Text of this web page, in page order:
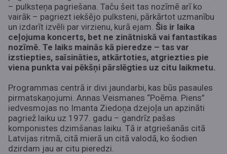
– pulksteņa pagriešana. Taču šeit tas nozīmē arī ko
vairāk – pagriezt iekšējo pulksteni, pārkārtot uzmanību
un izdarīt izvēli par virzienu, kurā ejam. Šis ir laika
ceļojuma koncerts, bet ne zinātniskā vai fantastikas
nozīmē. Te laiks mainās kā pieredze – tas var
izstiepties, saīsināties, atkārtoties, atgriezties pie
viena punkta vai pēkšņi pārslēgties uz citu laikmetu.
Programmas centrā ir divi jaundarbi, kas būs pasaules
pirmatskaņojumi. Annas Veismanes “Poēma. Piens”
iedvesmojas no Imanta Ziedoņa dzejoļa un apzināti
pagriež laiku uz 1977. gadu – gandrīz pašas
komponistes dzimšanas laiku. Tā ir atgriešanās citā
Latvijas ritmā, citā mierā un citā valodā, ko šodien
dzirdam jau ar citu pieredzi.